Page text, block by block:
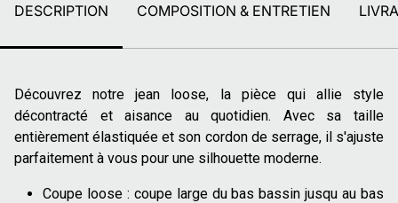
DESCRIPTION COMPOSITION & ENTRETIEN
Découvrez notre jean loose, la pièce qui allie style
décontracté et aisance au quotidien. Avec sa taille
entièrement élastiquée et son cordon de serrage, il s'ajuste
parfaitement à vous pour une silhouette moderne.
Coupe loose : coupe large du bas bassin jusqu au bas